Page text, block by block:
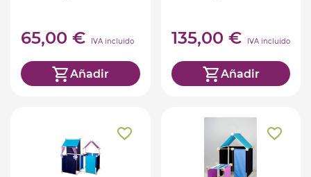
65,00 € IVA incluido
Añadir
135,00 € IVA incluido
Añadir